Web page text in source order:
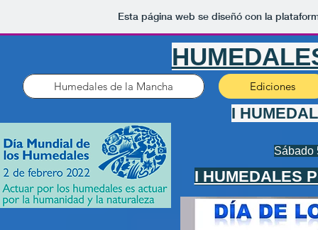
Esta página web se diseñó con la
Humedales de la Mancha Ediciones
I
Sábado
I HUMEDALES